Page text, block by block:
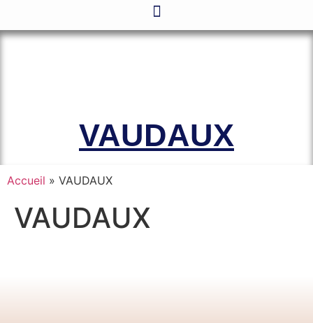
VAUDAUX
Accueil » VAUDAUX
VAUDAUX